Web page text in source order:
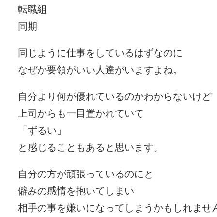
転職組
同期
同じように仕事をしているはずなのに
なぜか要領がいい人達がいますよね。
自分より何が優れているのかわからないけど
上司からも一目置かれていて
「ずるい」
と感じることもあると思います。
自分の方が頑張っているのにと
僻みの感情を抱いてしまい
相手の事を嫌いになってしまうかもしれませ